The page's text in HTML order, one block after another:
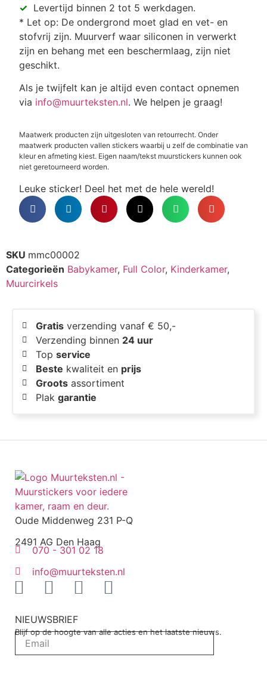
✓ Levertijd binnen 2 tot 5 werkdagen.
* Let op: De ondergrond moet glad en vet- en
stofvrij zijn. Muurverf waar siliconen in verwerkt
zijn en behang met een beschermlaag, zijn niet
geschikt.
Als je twijfelt kan je altijd even contact opnemen
via info@muurteksten.nl. We helpen je graag!
Maatwerk producten zijn uitgesloten van retourrecht. Onder
maatwerk producten vallen stickers waarbij u zelf de combinatie van
kleur en afmeting kiest. Eigen naam/tekst muurstickers kunnen ook
niet geretourneerd worden.
Leuke sticker! Deel het met de hele wereld!
SKU mmc00002
Categorieën Babykamer, Full Color, Kinderkamer,
Muurcirkels
Gratisverzending vanaf € 50,-
Verzending binnen 24 uur
Top service
Beste kwaliteit en prijs
Grootsassortiment
Plak garantie
Oude Middenweg 231 P-Q
2491 AG Den Haag
070 - 301 02 18
info@muurteksten.nl
NIEUWSBRIEF
Blijf op de hoogte van alle acties en het laatste nieuws.